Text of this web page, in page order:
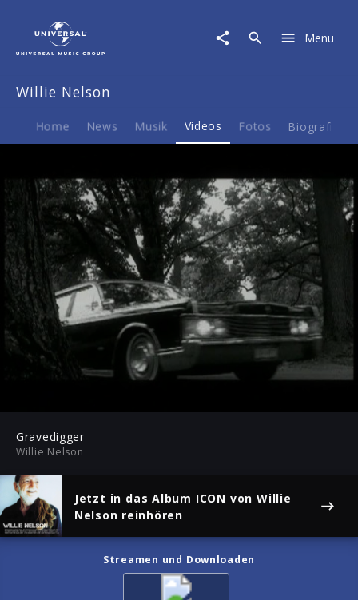
Video
Gravedigger
Menu
Willie Nelson
Home News Musik Videos Fotos Biografie
Play Mute
Play
Gravedigger
Willie Nelson
Jetzt in das Album ICON von Willie
Nelson reinhören
Streamen und Downloaden